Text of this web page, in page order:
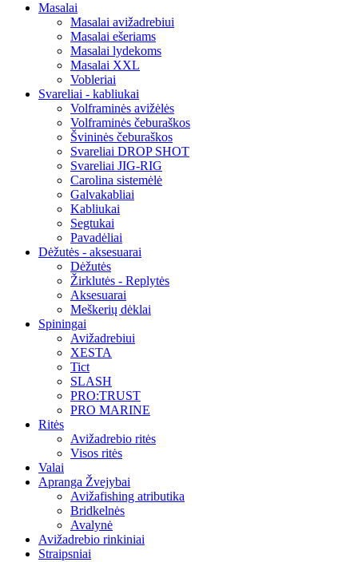
Masalai
Masalai avižadrebiui
Masalai ešeriams
Masalai lydekoms
Masalai XXL
Vobleriai
Svareliai - kabliukai
Volframinės avižėlės
Volframinės čeburaškos
Švininės čeburaškos
Svareliai DROP SHOT
Svareliai JIG-RIG
Carolina sistemėlė
Galvakabliai
Kabliukai
Segtukai
Pavadėliai
Dėžutės - aksesuarai
Dėžutės
Žirklutės - Replytės
Aksesuarai
Meškerių dėklai
Spiningai
Avižadrebiui
XESTA
Tict
SLASH
PRO:TRUST
PRO MARINE
Ritės
Avižadrebio ritės
Visos ritės
Valai
Apranga Žvejybai
Avižafishing atributika
Bridkelnės
Avalynė
Avižadrebio rinkiniai
Straipsniai